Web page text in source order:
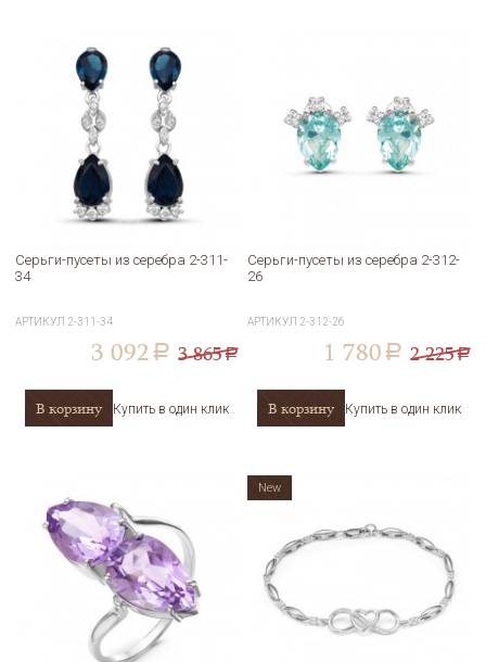
Серьги-пусеты из серебра 2-311-
34
АРТИКУЛ 2-311-34
3 092 a 3 865a
В корзину Купить в один клик
Серьги-пусеты из серебра 2-312-
26
АРТИКУЛ 2-312-26
1 780 a 2 225a
В корзину Купить в один клик
New